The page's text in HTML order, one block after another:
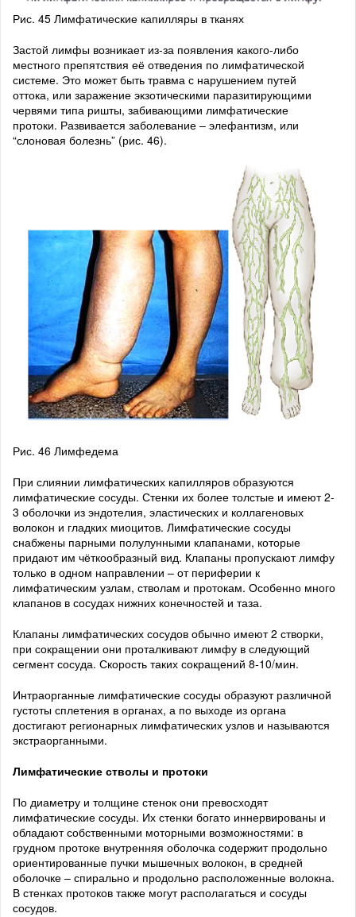
Рис. 45 Лимфатические капилляры в тканях
Застой лимфы возникает из-за появления какого-либо
местного препятствия её отведения по лимфатической
системе. Это может быть травма с нарушением путей
оттока, или заражение экзотическими паразитирующими
червями типа ришты, забивающими лимфатические
протоки. Развивается заболевание – элефантизм, или
“слоновая болезнь” (рис. 46).
Рис. 46 Лимфедема
При слиянии лимфатических капилляров образуются
лимфатические сосуды. Стенки их более толстые и имеют 2-
3 оболочки из эндотелия, эластических и коллагеновых
волокон и гладких миоцитов. Лимфатические сосуды
снабжены парными полулунными клапанами, которые
придают им чёткообразный вид. Клапаны пропускают лимфу
только в одном направлении – от периферии к
лимфатическим узлам, стволам и протокам. Особенно много
клапанов в сосудах нижних конечностей и таза.
Клапаны лимфатических сосудов обычно имеют 2 створки,
при сокращении они проталкивают лимфу в следующий
сегмент сосуда. Скорость таких сокращений 8-10/мин.
Интраорганные лимфатические сосуды образуют различной
густоты сплетения в органах, а по выходе из органа
достигают регионарных лимфатических узлов и называются
экстраорганными.
Лимфатические стволы и протоки
По диаметру и толщине стенок они превосходят
лимфатические сосуды. Их стенки богато иннервированы и
обладают собственными моторными возможностями: в
грудном протоке внутренняя оболочка содержит продольно
ориентированные пучки мышечных волокон, в средней
оболочке – спирально и продольно расположенные волокна.
В стенках протоков также могут располагаться и сосуды
сосудов.